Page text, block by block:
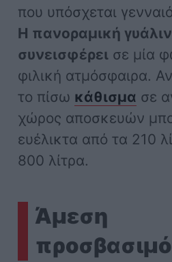
που υπόσχεται
Η πανοραμική
συνεισφέρει σε μία
φιλική ατμόσφαιρα.
το πίσω κάθισμα σε
χώρος αποσκευών
ευέλικτα από τα 210
800 λίτρα.
Άμεση